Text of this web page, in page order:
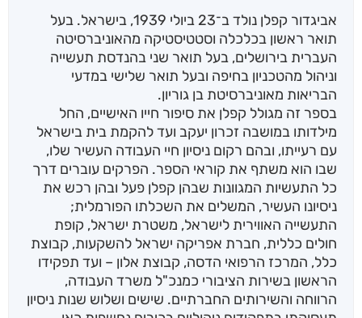
אביגדור קפלן נולד ב־23 ביולי 1939, בישראל. בעל
תואר ראשון בכלכלה וסטטיסטיקה מהאוניברסיטה
העברית בירושלים, בעל תואר שני בהנדסת תעשייה
וניהול מהטכניון בחיפה ובעל תואר שלישי במדעי
הבריאות מאוניברסיטת בן גוריון.
בספר זה מגולל קפלן את סיפור חייו האישיים, החל
מילדותו במושבה זכרון יעקב ועד להקמת בית בישראל
עם רעייתו, ובהם רקום ניסיון חיי העבודה העשיר שלו,
שבו הוא משתף את קוראי הספר. הפרקים עוברים דרך
כל התעשיות המגוונות שבהן קפלן פעל ובהן רכש את
ניסיונו העשיר, המשלים את השכלתו הפורמלית;
התעשייה האווירית לישראל, משטרת ישראל, קופת
חולים כללית, חברת אפריקה ישראל להשקעות, קבוצת
כלל, המרכז הרפואי הדסה, קבוצת אלון – ועד תפקידו
הראשון בשירות הציבורי כמנכ"ל משרד העבודה,
הרווחה והשירותים החברתיים. שישים ושלוש שנות ניסיון